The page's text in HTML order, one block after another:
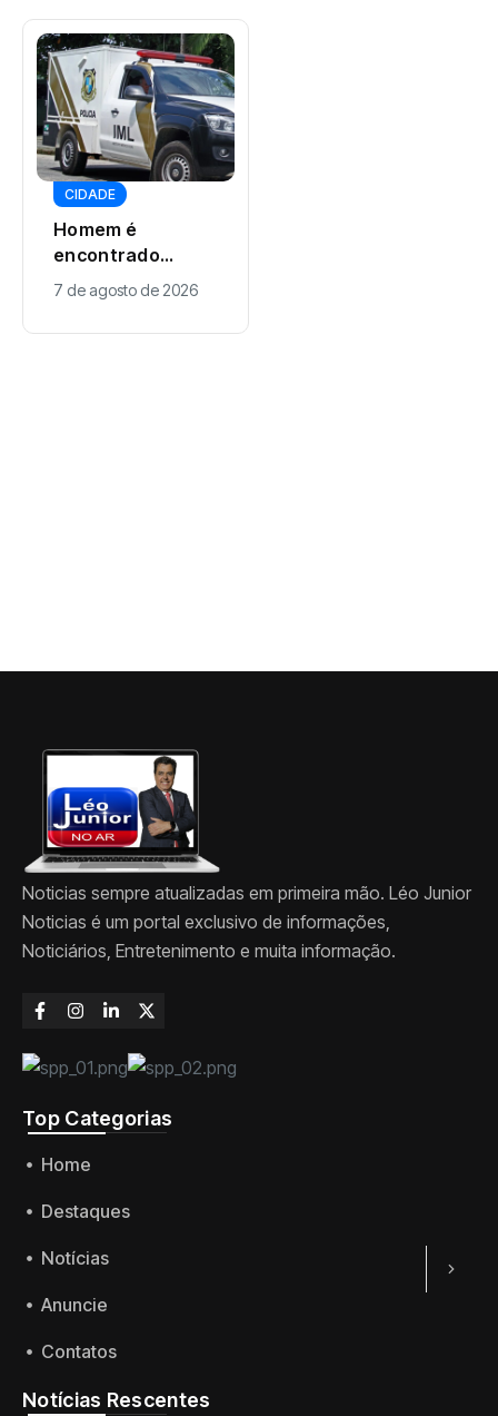
CIDADE
Homem é
encontrado
morto ao lado de
fiação elétrica no
Jardim dos
7 de agosto de 2026
Noticias sempre atualizadas em primeira mão. Léo Junior
Noticias é um portal exclusivo de informações,
Noticiários, Entretenimento e muita informação.
Top Categorias
Home
Destaques
Notícias
Anuncie
Contatos
Notícias Rescentes